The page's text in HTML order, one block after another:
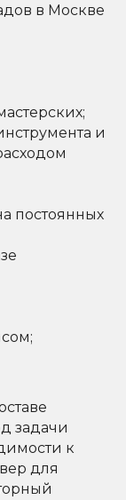
в Москве
и
постоянных
задачи
к
для